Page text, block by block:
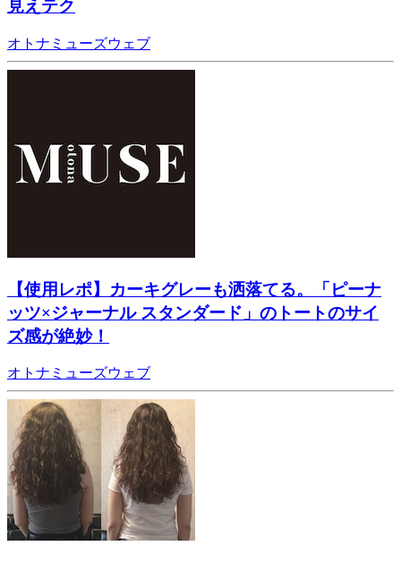
見えテク
オトナミューズウェブ
【使用レポ】カーキグレーも洒落てる。「ピーナ
ッツ×ジャーナル スタンダード」のトートのサイ
ズ感が絶妙！
オトナミューズウェブ